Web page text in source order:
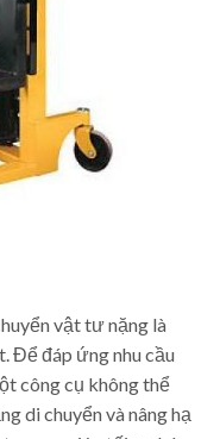
vật tư nặng là
Để đáp ứng nhu cầu
công cụ không thể
di chuyển và nâng hạ